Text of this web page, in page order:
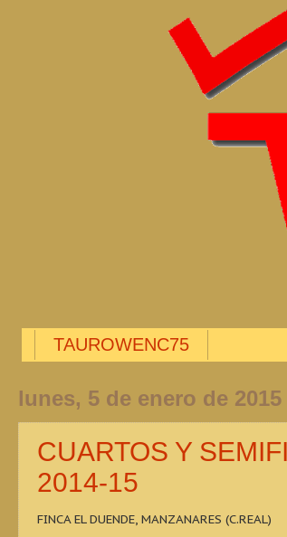
TAUROWENC75
lunes, 5 de enero de 2015
CUARTOS Y
2014-15
FINCA EL DUENDE, MANZANARES (C.REAL)